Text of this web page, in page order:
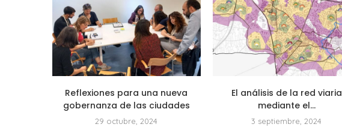
Reflexiones para una nueva
gobernanza de las ciudades
29 octubre, 2024
El análisis de la red viaria
mediante el...
3 septiembre, 2024